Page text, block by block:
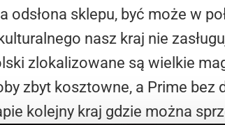
odsłona sklepu, być może w
nasz kraj nie
zlokalizowane są wielkie
zbyt kosztowne, a Prime
kolejny kraj gdzie można